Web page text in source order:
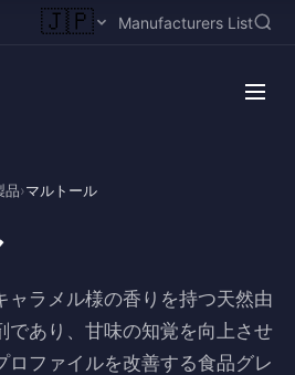
🇯🇵 Manufacturers List
品›マルトール
ャラメル様の香りを持つ天然由
であり、甘味の知覚を向上させ
ロファイルを改善する食品グレ